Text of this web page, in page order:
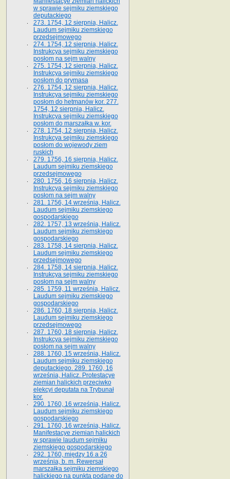
w sprawie sejmiku ziemskiego
deputackiego
273. 1754, 12 sierpnia, Halicz.
Laudum sejmiku ziemskiego
przedsejmowego
274. 1754, 12 sierpnia, Halicz.
Instrukcya sejmiku ziemskiego
posłom na sejm walny
275. 1754, 12 sierpnia, Halicz.
Instrukcya sejmiku ziemskiego
posłom do prymasa
276. 1754, 12 sierpnia, Halicz.
Instrukcya sejmiku ziemskiego
posłom do hetmanów kor. 277.
1754, 12 sierpnia, Halicz.
Instrukcya sejmiku ziemskiego
posłom do marszałka w. kor.
278. 1754, 12 sierpnia, Halicz.
Instrukcya sejmiku ziemskiego
posłom do wojewody ziem
ruskich
279. 1756, 16 sierpnia, Halicz.
Laudum sejmiku ziemskiego
przedsejmowego
280. 1756, 16 sierpnia, Halicz.
Instrukcya sejmiku ziemskiego
posłom na sejm walny
281. 1756, 14 września, Halicz.
Laudum sejmiku ziemskiego
gospodarskiego
282. 1757, 13 września, Halicz.
Laudum sejmiku ziemskiego
gospodarskiego
283. 1758, 14 sierpnia, Halicz.
Laudum sejmiku ziemskiego
przedsejmowego
284. 1758, 14 sierpnia, Halicz.
Instrukcya sejmiku ziemskiego
posłom na sejm walny
285. 1759, 11 września, Halicz.
Laudum sejmiku ziemskiego
gospodarskiego
286. 1760, 18 sierpnia, Halicz.
Laudum sejmiku ziemskiego
przedsejmowego
287. 1760, 18 sierpnia, Halicz.
Instrukcya sejmiku ziemskiego
posłom na sejm walny
288. 1760, 15 września, Halicz.
Laudum sejmiku ziemskiego
deputackiego. 289. 1760, 16
września, Halicz. Protestacye
ziemian halickich przeciwko
elekcyi deputata na Trybunał
kor.
290. 1760, 16 września, Halicz.
Laudum sejmiku ziemskiego
gospodarskiego
291. 1760, 16 września, Halicz.
Manifestacye ziemian halickich
w sprawie laudum sejmiku
ziemskiego gospodarskiego
292. 1760, między 16 a 26
września, b. m. Rewersał
marszałka sejmiku ziemskiego
halickiego na punkta podane do